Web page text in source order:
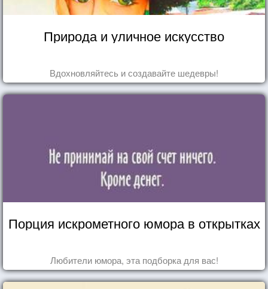
Природа и уличное искусство
Вдохновляйтесь и создавайте шедевры!
Порция искрометного юмора в открытках
Любители юмора, эта подборка для вас!